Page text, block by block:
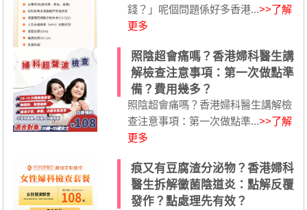
錢？」呢個問題係好多香港...>>了解
更多
照陰超會痛嗎？香港婦科醫生講
解檢查注意事項：第一次做點準
備？費用幾多？
照陰超會痛嗎？香港婦科醫生講解檢
查注意事項：第一次做點準...>>了解
更多
痕又有豆腐渣分泌物？香港婦科
醫生拆解黴菌陰道炎：點解反覆
發作？點處理先有效？